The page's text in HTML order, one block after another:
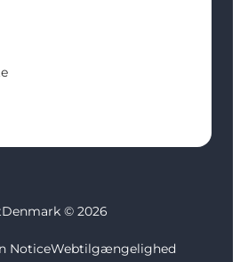
© 2026
NoticeWebtilgængelighed